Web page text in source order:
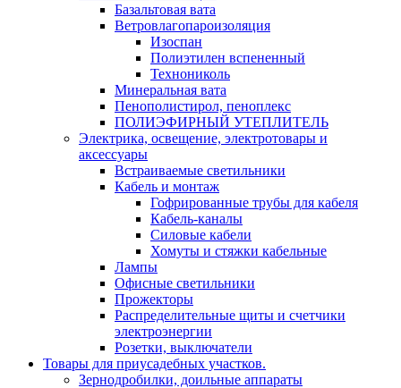
Базальтовая вата
Ветровлагопароизоляция
Изоспан
Полиэтилен вспененный
Технониколь
Минеральная вата
Пенополистирол, пеноплекс
ПОЛИЭФИРНЫЙ УТЕПЛИТЕЛЬ
Электрика, освещение, электротовары и
аксессуары
Встраиваемые светильники
Кабель и монтаж
Гофрированные трубы для кабеля
Кабель-каналы
Силовые кабели
Хомуты и стяжки кабельные
Лампы
Офисные светильники
Прожекторы
Распределительные щиты и счетчики
электроэнергии
Розетки, выключатели
Товары для приусадебных участков.
Зернодробилки, доильные аппараты